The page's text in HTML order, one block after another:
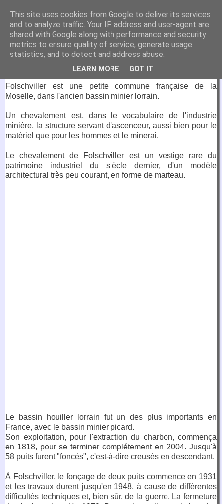
VirtuaFrance
Visitez la France depuis votre fauteuil.
13 novembre 2017
Chevalement de Folschviller
Folschviller est une petite commune française de la
Moselle, dans l'ancien bassin minier lorrain.
Un chevalement est, dans le vocabulaire de l'industrie
minière, la structure servant d'ascenceur, aussi bien pour le
matériel que pour les hommes et le minerai.
Le chevalement de Folschviller est un vestige rare du
patrimoine industriel du siècle dernier, d'un modèle
architectural très peu courant, en forme de marteau.
Le bassin houiller lorrain fut un des plus importants en
France, avec le bassin minier picard.
Son exploitation, pour l'extraction du charbon, commença
en 1818, pour se terminer complétement en 2004. Jusqu'à
58 puits furent "foncés", c'est-à-dire creusés en descendant.
À Folschviller, le fonçage de deux puits commence en 1931
et les travaux durent jusqu'en 1948, à cause de différentes
difficultés techniques et, bien sûr, de la guerre. La fermeture
This site uses cookies from Google to deliver its services
and to analyze traffic. Your IP address and user-agent are
shared with Google along with performance and security
metrics to ensure quality of service, generate usage
statistics, and to detect and address abuse.
LEARN MORE GOT IT